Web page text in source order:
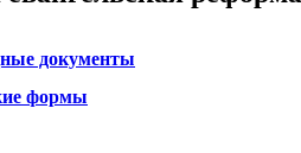
документы
формы